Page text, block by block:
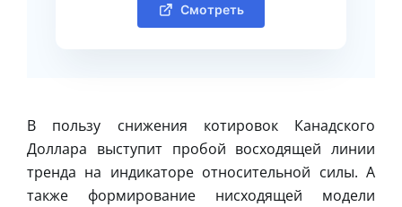
Смотреть
В пользу снижения котировок Канадского
Доллара выступит пробой восходящей линии
тренда на индикаторе относительной силы. А
также формирование нисходящей модели